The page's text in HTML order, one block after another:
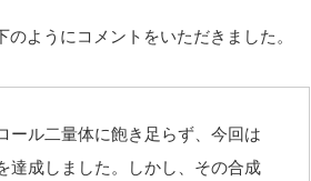
ようにコメントをいただきました。
ール二量体に飽き足らず、今回は
達成しました。しかし、その合成